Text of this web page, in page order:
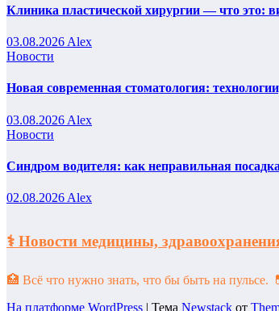
Клиника пластической хирургии — что это:
03.08.2026 Alex
Новости
Новая современная стоматология:
03.08.2026 Alex
Новости
Синдром водителя: как неправильная
02.08.2026 Alex
⚕️ Новости медицины,
🏥 Всё что нужно знать, что бы быть на пульсе. 💊
На платформе WordPress | Тема Newstack от